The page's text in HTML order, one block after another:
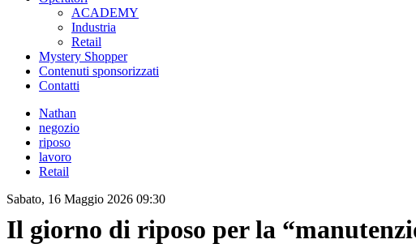
ACADEMY
Industria
Retail
Mystery Shopper
Contenuti sponsorizzati
Contatti
Nathan
negozio
riposo
lavoro
Retail
Sabato, 16 Maggio 2026 09:30
Il giorno di riposo per la